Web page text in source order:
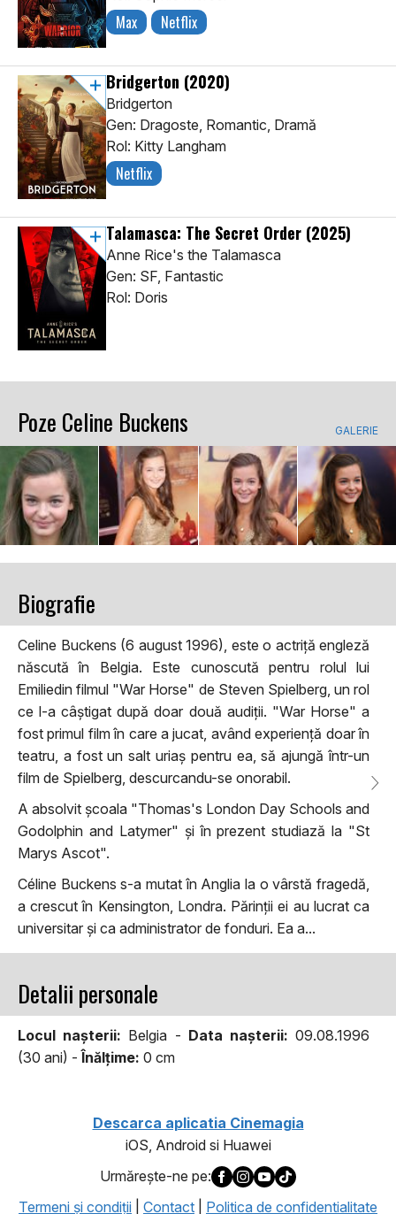
Max Netflix
Bridgerton (2020)
Bridgerton
Gen: Dragoste, Romantic, Dramă
Rol: Kitty Langham
Netflix
Talamasca: The Secret Order (2025)
Anne Rice's the Talamasca
Gen: SF, Fantastic
Rol: Doris
Poze Celine Buckens GALERIE
Biografie
Celine Buckens (6 august 1996), este o actriță engleză
născută în Belgia. Este cunoscută pentru rolul lui
Emiliedin filmul "War Horse" de Steven Spielberg, un rol
ce l-a câștigat după doar două audiții. "War Horse" a
fost primul film în care a jucat, având experiență doar în
teatru, a fost un salt uriaș pentru ea, să ajungă într-un
film de Spielberg, descurcandu-se onorabil.
A absolvit școala "Thomas's London Day Schools and
Godolphin and Latymer" și în prezent studiază la "St
Marys Ascot".
Céline Buckens s-a mutat în Anglia la o vârstă fragedă,
a crescut în Kensington, Londra. Părinții ei au lucrat ca
universitar și ca administrator de fonduri. Ea a...
Detalii personale
Locul naşterii: Belgia - Data naşterii: 09.08.1996
(30 ani) -Înălţime: 0 cm
Descarca aplicatia Cinemagia
iOS, Android si Huawei
Urmăreşte-ne pe:
Termeni şi condiţii
Contact Politica de confidentialitate